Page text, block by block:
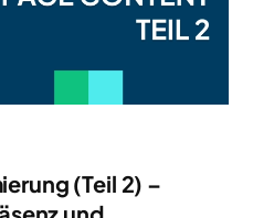
(Teil 2) –